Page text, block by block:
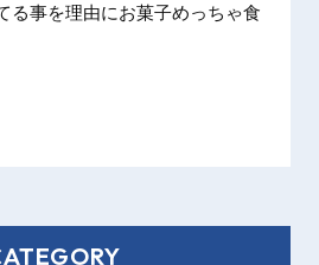
る事を理由にお菓子めっちゃ食